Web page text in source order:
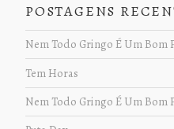
POSTAGENS
Nem Todo Gringo É Um Bom
Tem Horas
Nem Todo Gringo É Um Bom